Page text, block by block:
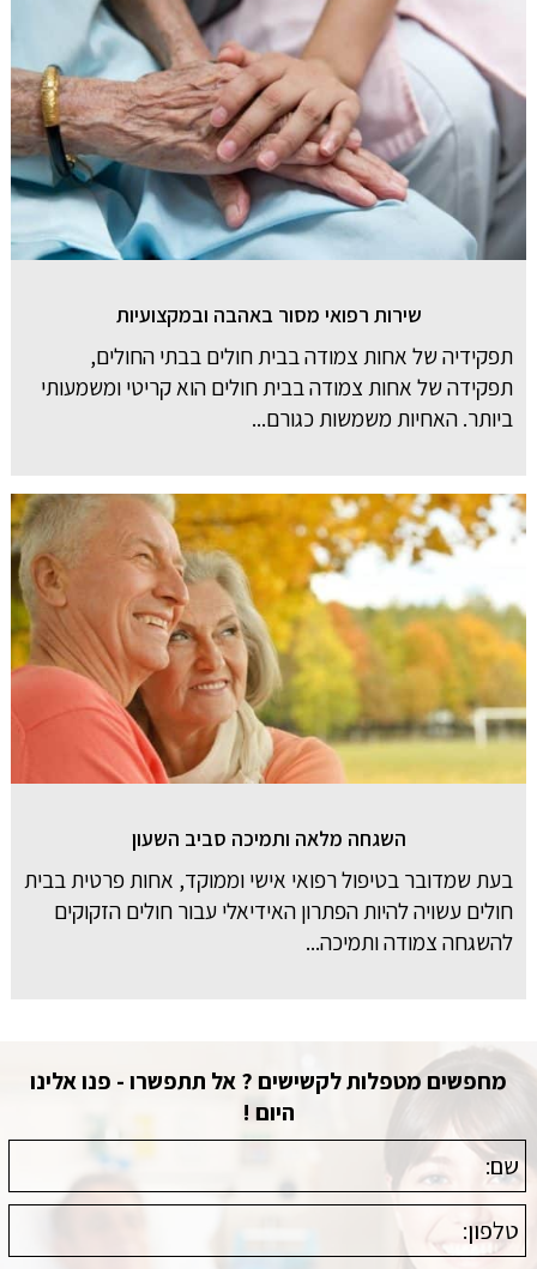
שירות רפואי מסור באהבה ובמקצועיות
תפקידיה של אחות צמודה בבית חולים בבתי החולים,
תפקידה של אחות צמודה בבית חולים הוא קריטי ומשמעותי
ביותר. האחיות משמשות כגורם...
השגחה מלאה ותמיכה סביב השעון
בעת שמדובר בטיפול רפואי אישי וממוקד, אחות פרטית בבית
חולים עשויה להיות הפתרון האידיאלי עבור חולים הזקוקים
להשגחה צמודה ותמיכה...
מחפשים מטפלות לקשישים ? אל תתפשרו - פנו אלינו
היום !